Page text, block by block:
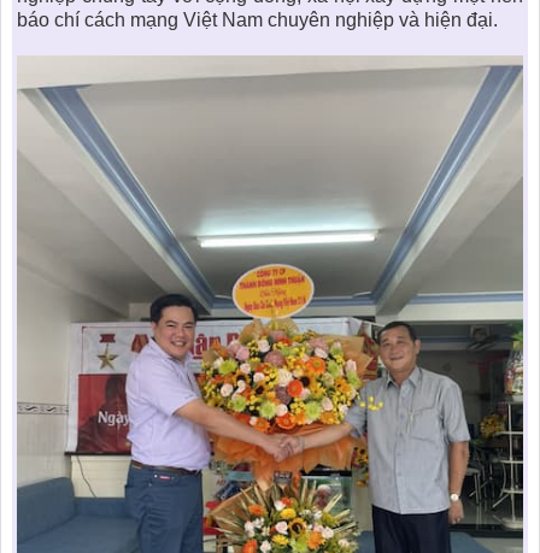
báo chí cách mạng Việt Nam chuyên nghiệp và hiện đại.